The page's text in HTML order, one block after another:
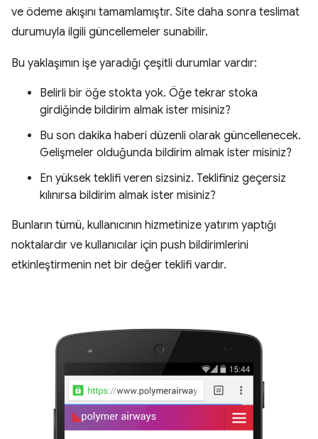
ve ödeme akışını tamamlamıştır. Site daha sonra teslimat
durumuyla ilgili güncellemeler sunabilir.
Bu yaklaşımın işe yaradığı çeşitli durumlar vardır:
Belirli bir öğe stokta yok. Öğe tekrar stoka
girdiğinde bildirim almak ister misiniz?
Bu son dakika haberi düzenli olarak güncellenecek.
Gelişmeler olduğunda bildirim almak ister misiniz?
En yüksek teklifi veren sizsiniz. Teklifiniz geçersiz
kılınırsa bildirim almak ister misiniz?
Bunların tümü, kullanıcının hizmetinize yatırım yaptığı
noktalardır ve kullanıcılar için push bildirimlerini
etkinleştirmenin net bir değer teklifi vardır.